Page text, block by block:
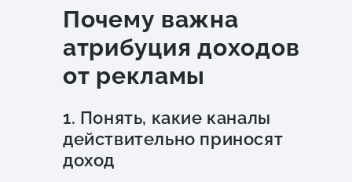
Почему важна
атрибуция доходов
от рекламы
1. Понять, какие каналы
действительно приносят
доход